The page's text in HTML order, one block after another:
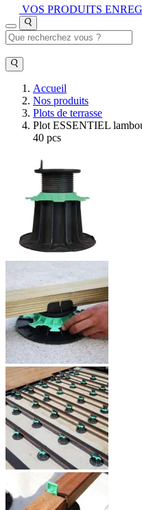
VOS PRODUITS
Accueil
Nos produits
Plots de terrasse
Plot ESSENTIEL
40 pcs